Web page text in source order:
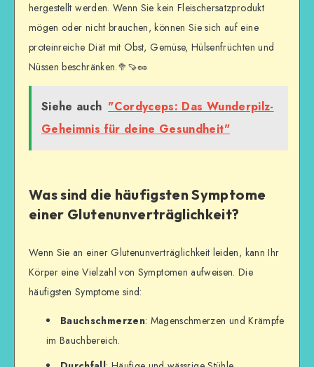
hergestellt werden. Wenn Sie kein Fleischersatzprodukt
mögen oder nicht brauchen, können Sie sich auf eine
proteinreiche Diät mit Obst, Gemüse, Hülsenfrüchten und
Nüssen beschränken.🥦🍠🥜
Siehe auch "Cordyceps: Das Wunderpilz-
Geheimnis für deine Gesundheit"
Was sind die häufigsten Symptome
einer Glutenunverträglichkeit?
Wenn Sie an einer Glutenunverträglichkeit leiden, kann Ihr
Körper eine Vielzahl von Symptomen aufweisen. Die
häufigsten Symptome sind:
Bauchschmerzen: Magenschmerzen und Krämpfe
im Bauchbereich.